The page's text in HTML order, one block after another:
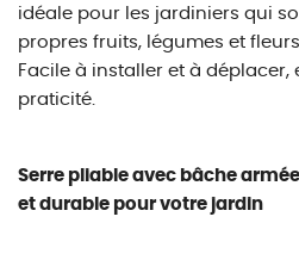
idéale pour les jardiniers qui
propres fruits, légumes et
Facile à installer et à
praticité.
Serre pliable avec bâche
et durable pour votre jardin